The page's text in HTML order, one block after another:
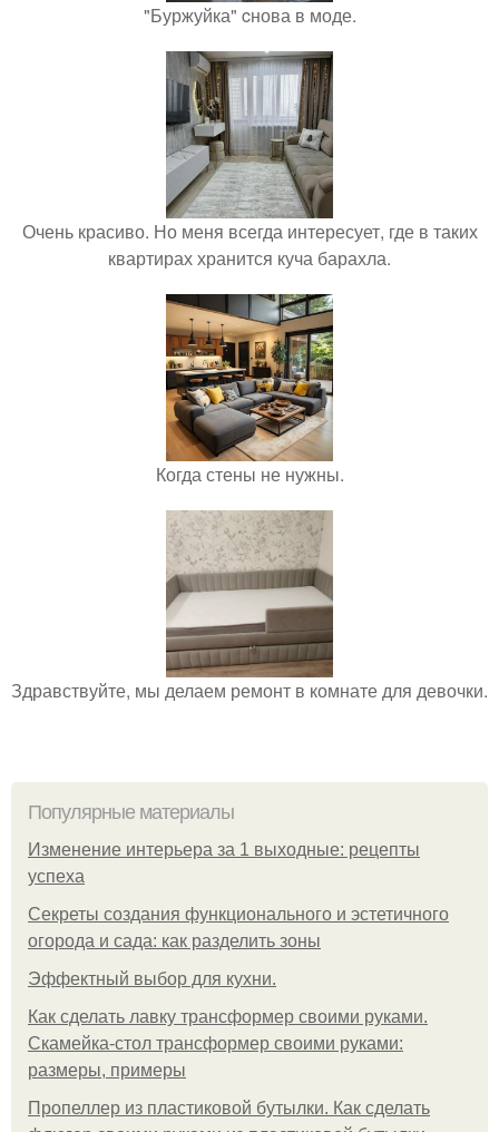
"Буржуйка" cнова в моде.
Очень красиво. Но меня всегда интересует, где в таких
квартирах хранится куча барахла.
Когда стены не нужны.
Здравствуйте, мы делаем ремонт в комнате для девочки.
Популярные материалы
Изменение интерьера за 1 выходные: рецепты
успеха
Секреты создания функционального и эстетичного
огорода и сада: как разделить зоны
Эффектный выбор для кухни.
Как сделать лавку трансформер своими руками.
Скамейка-стол трансформер своими руками:
размеры, примеры
Пропеллер из пластиковой бутылки. Как сделать